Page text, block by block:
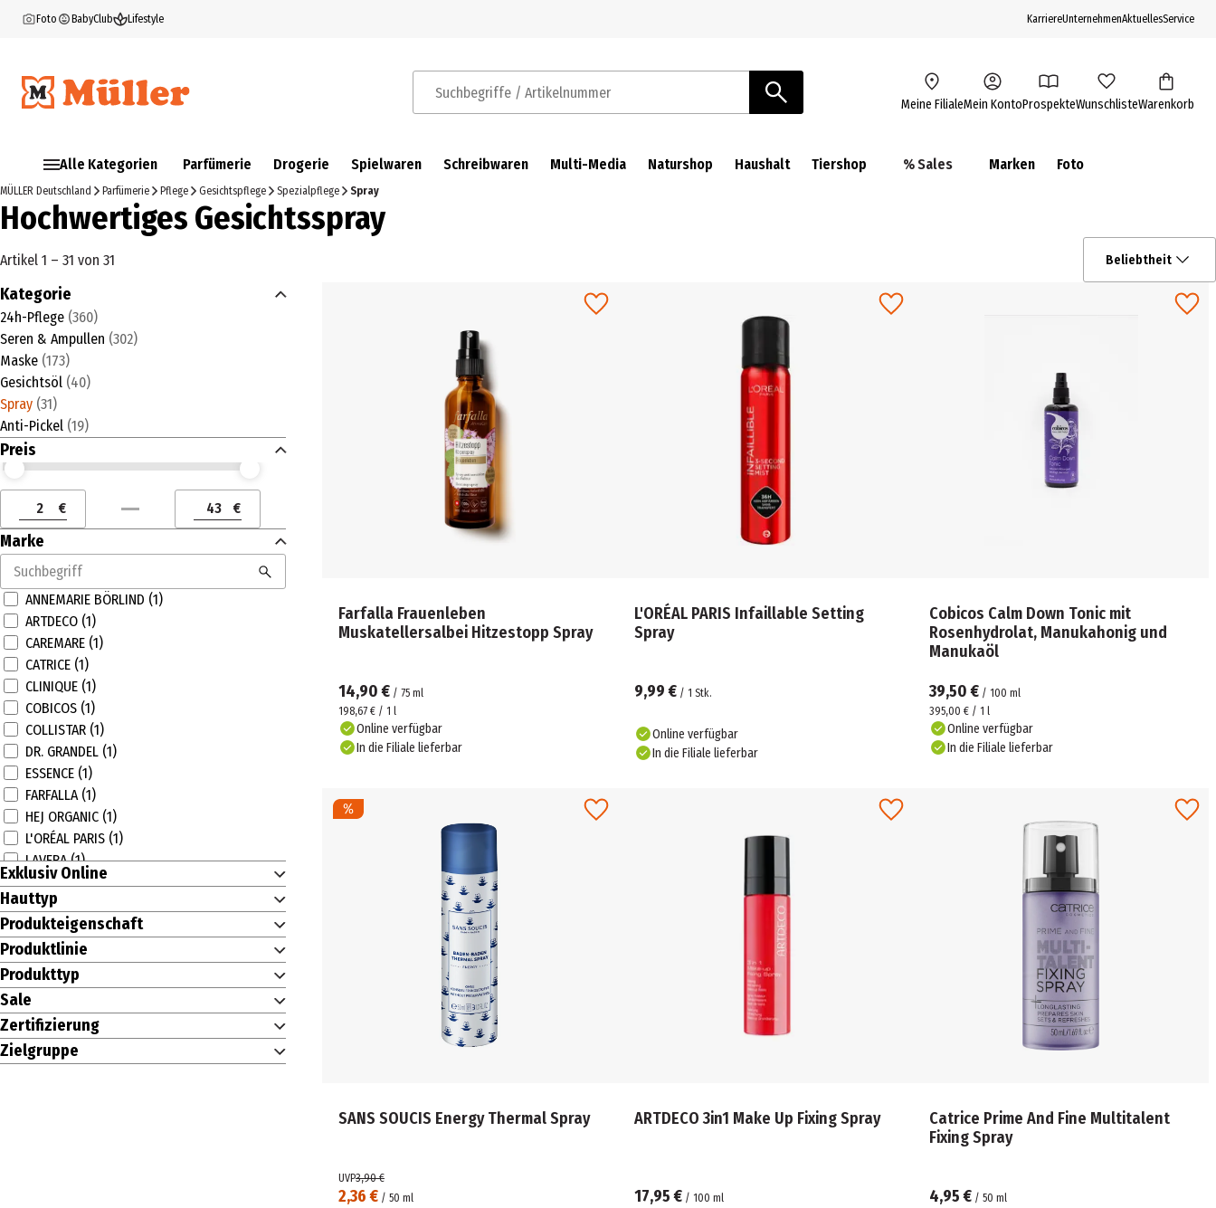
Foto BabyClub Lifestyle KarriereUnternehmenAktuellesService
Suchbegriffe / Artikelnummer Meine FilialeMein KontoProspekteWunschlisteWarenkorb
Alle Kategorien Parfümerie Drogerie Spielwaren Schreibwaren Multi-Media Naturshop Haushalt Tiershop % Sales Marken Foto
MÜLLER Deutschland Parfümerie Pflege Gesichtspflege Spezialpflege Spray
Hochwertiges Gesichtsspray
Artikel 1 – 31 von 31 Beliebtheit
Kategorie
24h-Pflege (360)
Seren & Ampullen (302)
Maske (173)
Gesichtsöl (40)
Spray (31)
Anti-Pickel (19)
Preis
Preis (€) ab
Preis (€) bis
Preis (€) ab
€
Preis (€) bis
€
Marke
ANNEMARIE BÖRLIND (1)
ARTDECO (1)
CAREMARE (1)
CATRICE (1)
CLINIQUE (1)
COBICOS (1)
COLLISTAR (1)
DR. GRANDEL (1)
ESSENCE (1)
FARFALLA (1)
HEJ ORGANIC (1)
L'ORÉAL PARIS (1)
LAVERA (1)
Lumene (1)
M. ASAM (2)
MAC (1)
MAKE UP FACTORY (1)
NOVEXPERT (3)
NUXE (1)
SANS SOUCIS (1)
SANTAVERDE (4)
SANTE (3)
Exklusiv Online
Hauttyp
Produkteigenschaft
Produktlinie
Produkttyp
Sale
Zertifizierung
Zielgruppe
Farfalla Frauenleben
Muskatellersalbei Hitzestopp Spray
14,90 € / 75 ml
198,67 € / 1 l
Online verfügbar
In die Filiale lieferbar
L'ORÉAL PARIS Infaillable Setting
Spray
9,99 €/ 1 Stk.
Online verfügbar
In die Filiale lieferbar
Cobicos Calm Down Tonic mit
Rosenhydrolat, Manukahonig und
Manukaöl
39,50 € / 100 ml
395,00 € / 1 l
Online verfügbar
In die Filiale lieferbar
SANS SOUCIS Energy Thermal Spray
2,36 € / 50 ml
UVP3,90 €
ARTDECO 3in1 Make Up Fixing Spray
17,95 €/ 100 ml
Catrice Prime And Fine Multitalent
Fixing Spray
4,95 € /50 ml